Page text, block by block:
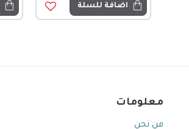
اضافة للسلة
معلومات
من نحن